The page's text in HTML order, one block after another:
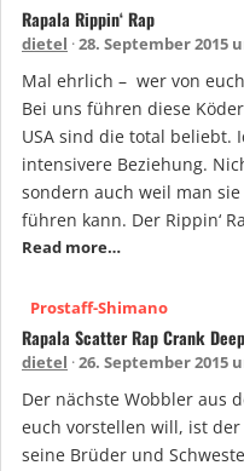
Rapala Rippin‘ Rap
dietel 28. September 2015
Mal ehrlich – wer von
Bei uns führen diese
USA sind die total beliebt.
intensivere Beziehung.
sondern auch weil man
führen kann. Der Rippin‘
Read more…
Prostaff-Shimano
Rapala Scatter Rap Crank Deep
dietel 26. September 2015
Der nächste Wobbler aus
euch vorstellen will, ist der
seine Brüder und